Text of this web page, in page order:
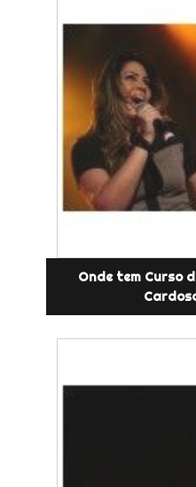
Onde tem Curso